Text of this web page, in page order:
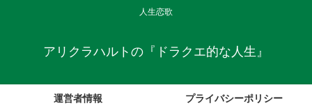
人生恋歌
アリクラハルトの『ドラクエ的な人生』
運営者情報 プライバシーポリシー